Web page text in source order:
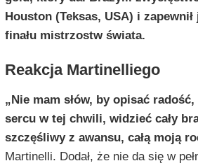
Houston (Teksas, USA) i
finału mistrzostw świata.
Reakcja Martinelliego
„Nie mam słów, by opisać
sercu w tej chwili, widzieć cały
szczęśliwy z awansu, całą moją
Martinelli. Dodał, że nie da się w